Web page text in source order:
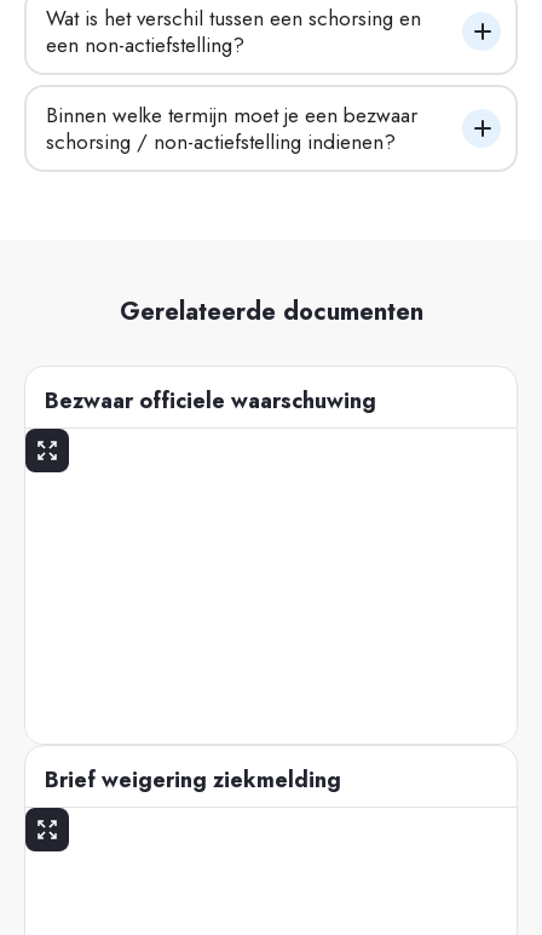
Wat is het verschil tussen een schorsing en
een non-actiefstelling?
Binnen welke termijn moet je een bezwaar
schorsing / non-actiefstelling indienen?
Gerelateerde documenten
Bezwaar officiele waarschuwing
Brief weigering ziekmelding